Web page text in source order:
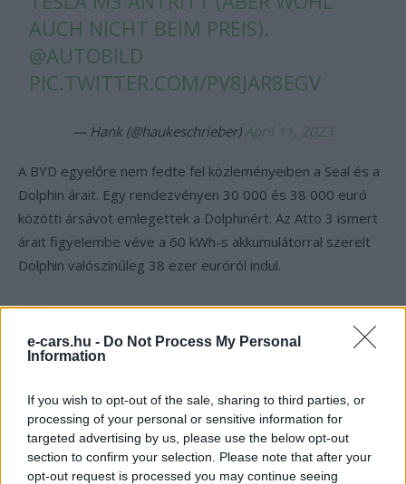
e-cars.hu - Do Not Process My Personal
Information
If you wish to opt-out of the sale, sharing to third parties, or
processing of your personal or sensitive information for
targeted advertising by us, please use the below opt-out
section to confirm your selection. Please note that after your
opt-out request is processed you may continue seeing
AUCH NICHT BEIM PREIS).
@AUTOBILD
PIC.TWITTER.COM/PV8JAR8EGV
— Hank (@haukeschrieber)April 11, 2023
A BYD egyelőre nem fedte fel közleményeiben a Seal és a
Dolphin árait. Egy rendezvényen 30 000 és 38 000 euró
közötti ársávot emlegettek a Dolphinért. Az Atto 3 ismert
árait figyelembe véve a 60 kWh-s akkumulátorral szerelt
Dolphin valószínűleg 38 ezer euróról indul.
„Örömmel jelentem be, hogy két újabb úttörő jármű
érkezik európai vásárlóink ​​számára.”– Mondta Michael Shu,
a BYD Europe vezérigazgatója és ügyvezető
BYD TANG E-SUV-val, a BYD HAN E-Sedan-nal és a BYD
ATTO3 C-SUV-val, az ügyfelek és a kereskedők reakciója
hihetetlen volt. Most egy újabb két innovatív új jármű
bemutatásával fokozzuk a sebességet, amelyek a